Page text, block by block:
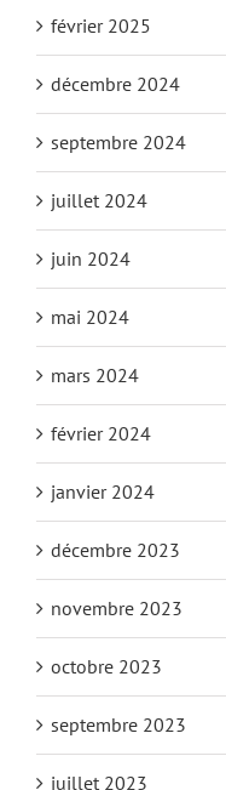
février 2025
décembre 2024
septembre 2024
juillet 2024
juin 2024
mai 2024
mars 2024
février 2024
janvier 2024
décembre 2023
novembre 2023
octobre 2023
septembre 2023
juillet 2023